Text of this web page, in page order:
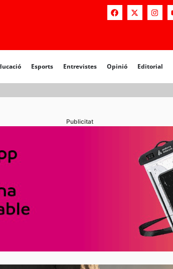
Esports Entrevistes Opinió Editorial
Publicitat